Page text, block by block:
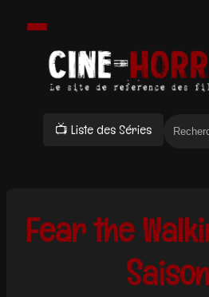
📺 Liste des Séries
Fear the